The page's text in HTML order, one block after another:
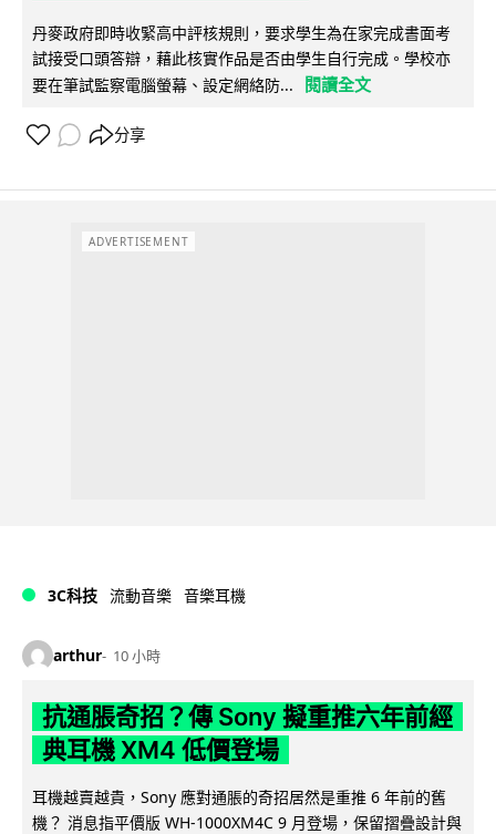
丹麥政府即時收緊高中評核規則，要求學生為在家完成書面考
試接受口頭答辯，藉此核實作品是否由學生自行完成。學校亦
要在筆試監察電腦螢幕、設定網絡防...
閱讀全文
分享
ADVERTISEMENT
3C科技 流動音樂 音樂耳機
arthur 10 小時
抗通脹奇招？傳 Sony 擬重推六年前經
典耳機 XM4 低價登場
耳機越賣越貴，Sony 應對通脹的奇招居然是重推 6 年前的舊
機？ 消息指平價版 WH-1000XM4C 9 月登場，保留摺疊設計與